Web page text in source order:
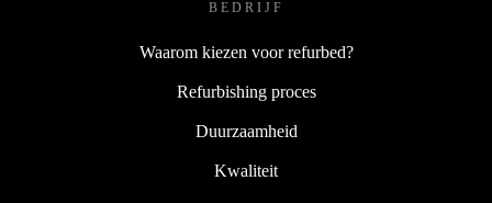
BEDRIJF
Waarom kiezen voor refurbed?
Refurbishing proces
Duurzaamheid
Kwaliteit